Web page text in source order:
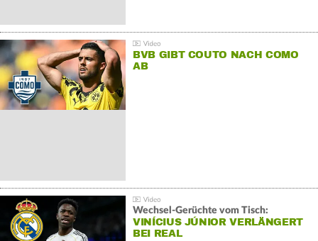
BVB GIBT COUTO NACH COMO
AB
Wechsel-Gerüchte vom Tisch:
VINÍCIUS JÚNIOR VERLÄNGERT
BEI REAL